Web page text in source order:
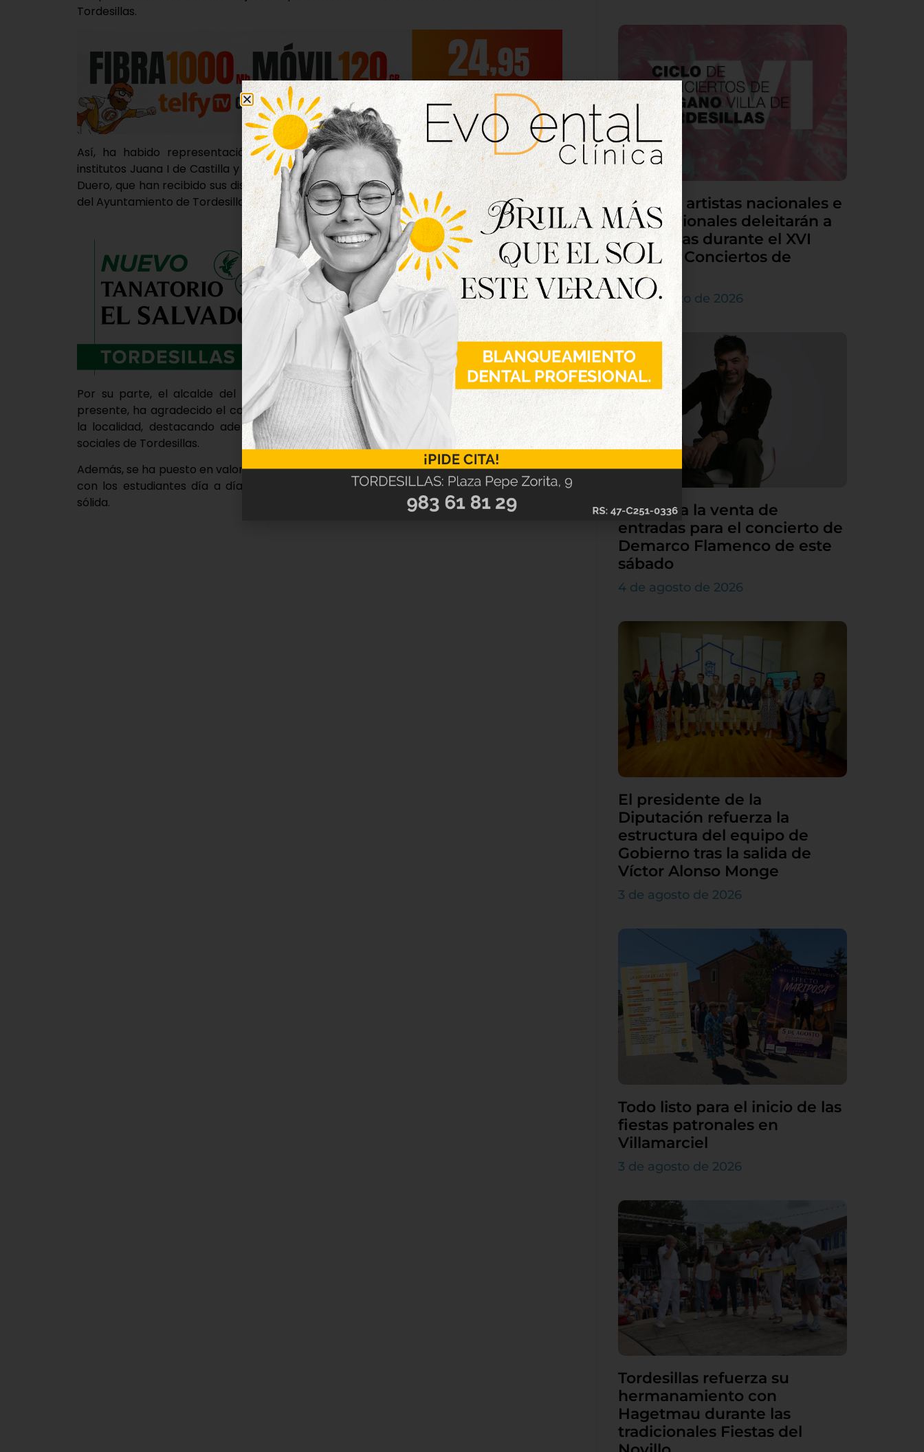
Tordesillas.
Así, ha habido representación del CEIP Pedro I, del Colegio Divina Providencia, los
institutos Juana I de Castilla y Alejandría, la Escuela Infantil Peter Pan y del CEPA Villa del
Duero, que han recibido sus distinciones de la mano de sus directores y de los concejales
del Ayuntamiento de Tordesillas.
Por su parte, el alcalde del municipio, Miguel Ángel Oliveira, que también ha estado
presente, ha agradecido el compromiso de la empresa promotora con la educación en
la localidad, destacando además su estrecha relación con los aspectos culturales y
sociales de Tordesillas.
Además, se ha puesto en valor el papel de los centros educativos por el trabajo realizado
con los estudiantes día a día y por su contribución para construir una red educativa
sólida.
Grandes artistas nacionales e
internacionales deleitarán a
Tordesillas durante el XVI
Ciclo de Conciertos de
Órgano
4 de agosto de 2026
Continúa la venta de
entradas para el concierto de
Demarco Flamenco de este
sábado
4 de agosto de 2026
El presidente de la
Diputación refuerza la
estructura del equipo de
Gobierno tras la salida de
Víctor Alonso Monge
3 de agosto de 2026
Todo listo para el inicio de las
fiestas patronales en
Villamarciel
3 de agosto de 2026
Tordesillas refuerza su
hermanamiento con
Hagetmau durante las
tradicionales Fiestas del